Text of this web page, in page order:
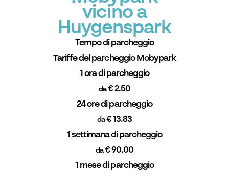
vicino a
Huygenspark
Tempo di parcheggio
Tariffe del parcheggio Mobypark
1 ora di parcheggio
da€ 2.50
24 ore di parcheggio
da€ 13.83
1 settimana di parcheggio
da€ 90.00
1 mese di parcheggio